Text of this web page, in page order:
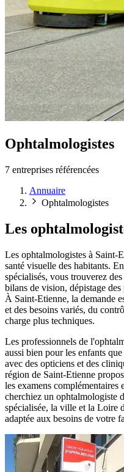
Ophtalmologistes
7 entreprises référencées
Annuaire
Ophtalmologistes
Les
Les ophtalmologistes à Saint-
santé visuelle des habitants.
spécialisés, vous trouverez
bilans de vision, dépistage
À Saint-Etienne, la demande
et des besoins variés, du
charge plus techniques.
Les professionnels de
aussi bien pour les enfants
avec des opticiens et des
région de Saint-Etienne
les examens
cherchiez un ophtalmologiste
spécialisée, la ville et la Loire
adaptée aux besoins de votre